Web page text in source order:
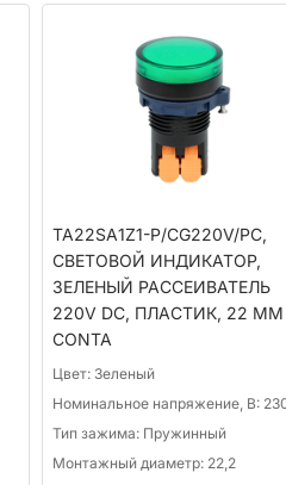
TA22SA1Z1-P/CG220V/PC,
СВЕТОВОЙ ИНДИКАТОР,
ЗЕЛЕНЫЙ РАССЕИВАТЕЛЬ
220V DC, ПЛАСТИК, 22 ММ
CONTA
Цвет: Зеленый
Номинальное напряжение, В:
Тип зажима: Пружинный
Монтажный диаметр: 22,2